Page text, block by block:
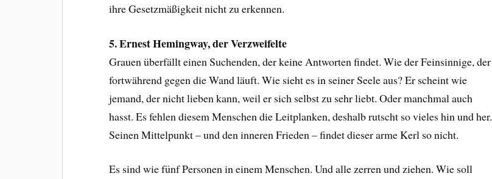
ihre Gesetzmäßigkeit nicht zu erkennen.
5. Ernest Hemingway, der Verzweifelte
Grauen überfällt einen Suchenden, der keine Antworten findet. Wie der Feinsinnige, der
fortwährend gegen die Wand läuft. Wie sieht es in seiner Seele aus? Er scheint wie
jemand, der nicht lieben kann, weil er sich selbst zu sehr liebt. Oder manchmal auch
hasst. Es fehlen diesem Menschen die Leitplanken, deshalb rutscht so vieles hin und her.
Seinen Mittelpunkt – und den inneren Frieden – findet dieser arme Kerl so nicht.
Es sind wie fünf Personen in einem Menschen. Und alle zerren und ziehen. Wie soll